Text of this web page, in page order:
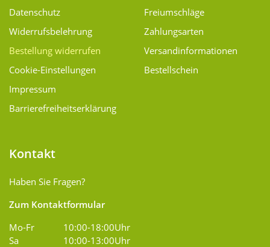
Datenschutz
Widerrufsbelehrung
Bestellung widerrufen
Cookie-Einstellungen
Impressum
Barrierefreiheitserklärung
Freiumschläge
Zahlungsarten
Versand­informationen
Bestellschein
Kontakt
Haben Sie Fragen?
Zum Kontaktformular
Mo-Fr
10:00-18:00Uhr
Sa
10:00-13:00Uhr